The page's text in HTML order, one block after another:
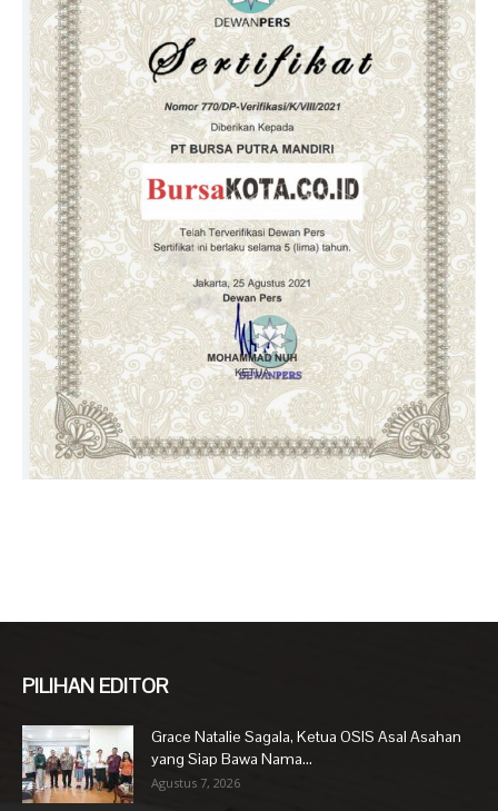
PILIHAN EDITOR
Grace Natalie Sagala, Ketua OSIS Asal Asahan
yang Siap Bawa Nama...
Agustus 7, 2026